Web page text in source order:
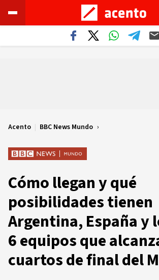
Acento | BBC News Mundo
Cómo llegan y qué
posibilidades tienen
Argentina, España y
6 equipos que
cuartos de final del